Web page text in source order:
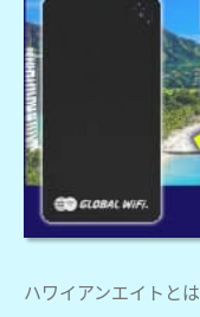
ハワイアンエイトとは